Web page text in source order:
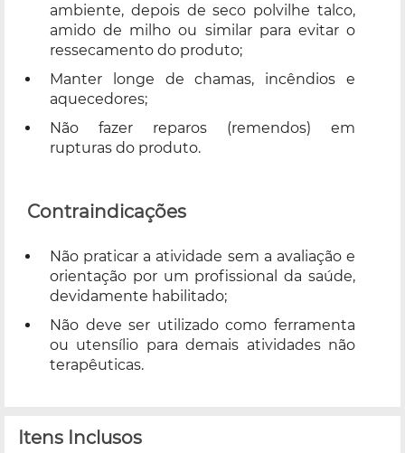
ambiente, depois de seco polvilhe talco,
amido de milho ou similar para evitar o
ressecamento do produto;
Manter longe de chamas, incêndios e
aquecedores;
Não fazer reparos (remendos) em
rupturas do produto.
Contraindicações
Não praticar a atividade sem a avaliação e
orientação por um profissional da saúde,
devidamente habilitado;
Não deve ser utilizado como ferramenta
ou utensílio para demais atividades não
terapêuticas.
Itens Inclusos